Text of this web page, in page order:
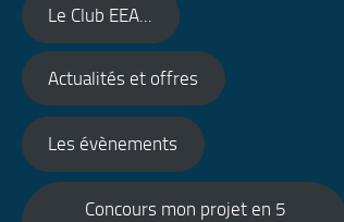
Le Club EEA...
Actualités et offres
Les évènements
Concours mon projet en 5